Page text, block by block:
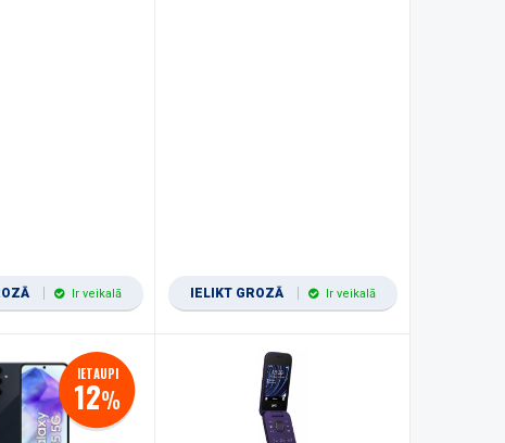
Ir veikalā IELIKT GROZĀ Ir veikalā
IETAUPI
12%